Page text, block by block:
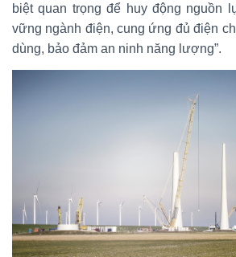
biệt quan trọng để huy động nguồn
vững ngành điện, cung ứng đủ điện
dùng, bảo đảm an ninh năng lượng”.